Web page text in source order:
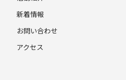
新着情報
お問い合わせ
アクセス